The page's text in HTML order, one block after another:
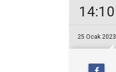
14:10
25 Ocak 2023